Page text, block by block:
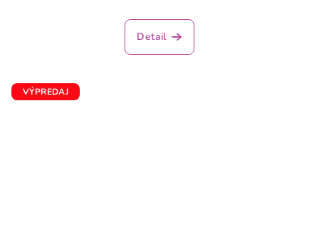
Detail
VÝPREDAJ